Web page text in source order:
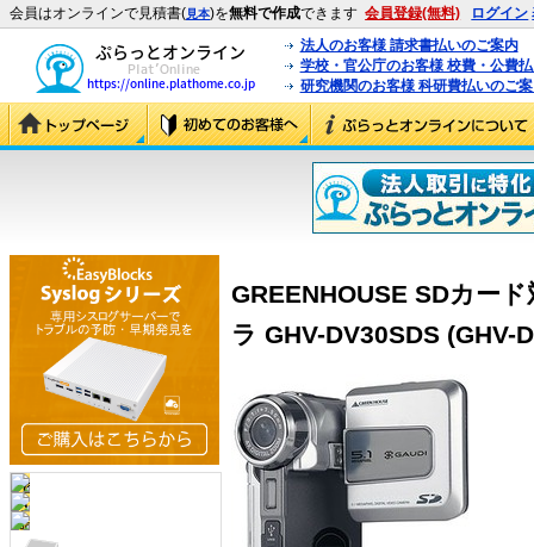
会員はオンラインで見積書(見本)を無料で作成できます 会員登録(無料) ログイン
法人のお客様 請求書払いのご案内
学校・官公庁のお客様 校費・公費
研究機関のお客様 科研費払いのご
GREENHOUSE SDカー
ラ GHV-DV30SDS (GHV-